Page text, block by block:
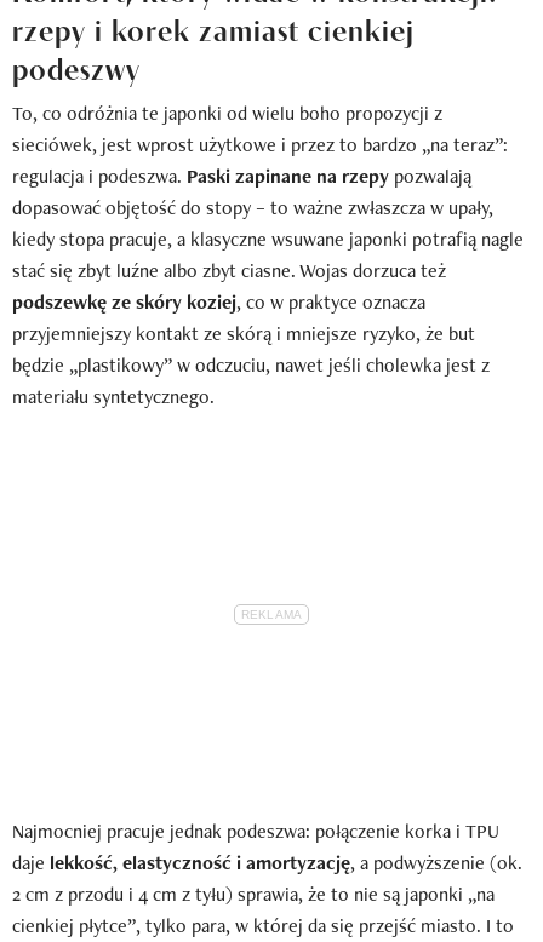
rzepy i korek zamiast cienkiej
podeszwy
To, co odróżnia te japonki od wielu boho propozycji z
sieciówek, jest wprost użytkowe i przez to bardzo „na teraz”:
regulacja i podeszwa. Paski zapinane na rzepy pozwalają
dopasować objętość do stopy – to ważne zwłaszcza w upały,
kiedy stopa pracuje, a klasyczne wsuwane japonki potrafią nagle
stać się zbyt luźne albo zbyt ciasne. Wojas dorzuca też
podszewkę ze skóry koziej, co w praktyce oznacza
przyjemniejszy kontakt ze skórą i mniejsze ryzyko, że but
będzie „plastikowy” w odczuciu, nawet jeśli cholewka jest z
materiału syntetycznego.
Najmocniej pracuje jednak podeszwa: połączenie korka i TPU
daje lekkość, elastyczność i amortyzację, a podwyższenie (ok.
2 cm z przodu i 4 cm z tyłu) sprawia, że to nie są japonki „na
cienkiej płytce”, tylko para, w której da się przejść miasto. I to